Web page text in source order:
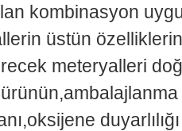
kombinasyon
üstün
meteryalleri